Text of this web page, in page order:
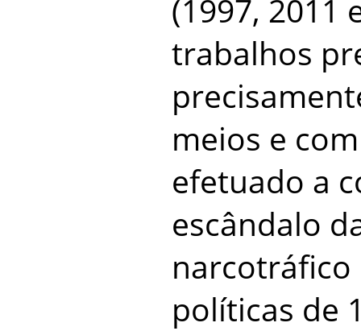
(1997, 2011
trabalhos
meios e
efetuado a
escândalo
narcotráfico
políticas de